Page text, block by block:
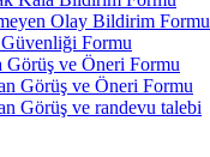
Olay Bildirim Formu
Formu
Görüş ve Öneri Formu
Görüş ve Öneri Formu
Görüş ve randevu talebi